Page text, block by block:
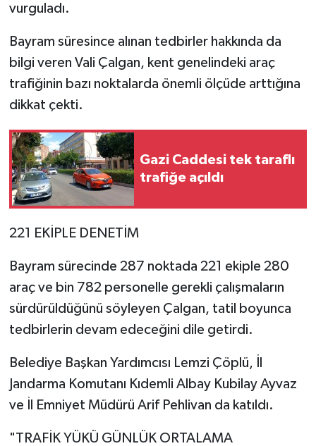
vurguladı.
Bayram süresince alınan tedbirler hakkında da
bilgi veren Vali Çalgan, kent genelindeki araç
trafiğinin bazı noktalarda önemli ölçüde arttığına
dikkat çekti.
Gazi Caddesi tek taraflı
trafiğe açıldı
221 EKİPLE DENETİM
Bayram sürecinde 287 noktada 221 ekiple 280
araç ve bin 782 personelle gerekli çalışmaların
sürdürüldüğünü söyleyen Çalgan, tatil boyunca
tedbirlerin devam edeceğini dile getirdi.
Belediye Başkan Yardımcısı Lemzi Çöplü, İl
Jandarma Komutanı Kıdemli Albay Kubilay Ayvaz
ve İl Emniyet Müdürü Arif Pehlivan da katıldı.
"TRAFİK YÜKÜ GÜNLÜK ORTALAMA